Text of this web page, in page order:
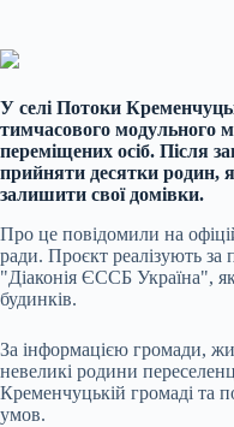
У селі Потоки
тимчасового модульного
переміщених осіб. Після
прийняти десятки родин,
залишити свої домівки.
Про це повідомили на
ради. Проєкт реалізують за
"Діаконія ЄССБ Україна",
будинків.
За інформацією громади,
невеликі родини
Кременчуцькій громаді та
умов.